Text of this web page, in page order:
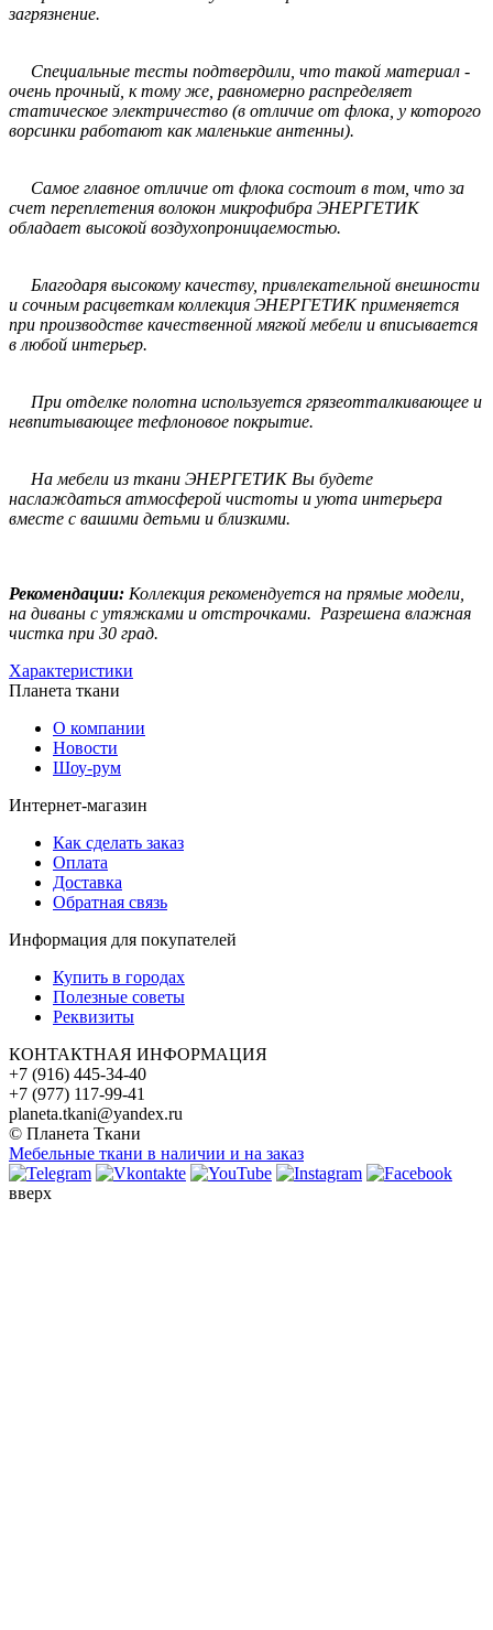
загрязнение.
Специальные тесты подтвердили, что такой материал -
очень прочный, к тому же, равномерно распределяет
статическое электричество (в отличие от флока, у которого
ворсинки работают как маленькие антенны).
Самое главное отличие от флока состоит в том, что за
счет переплетения волокон микрофибра ЭНЕРГЕТИК
обладает высокой воздухопроницаемостью.
Благодаря высокому качеству, привлекательной внешности
и сочным расцветкам коллекция ЭНЕРГЕТИК применяется
при производстве качественной мягкой мебели и вписывается
в любой интерьер.
При отделке полотна используется грязеотталкивающее и
невпитывающее тефлоновое покрытие.
На мебели из ткани ЭНЕРГЕТИК Вы будете
наслаждаться атмосферой чистоты и уюта интерьера
вместе с вашими детьми и близкими.
Рекомендации: Коллекция рекомендуется на прямые модели,
на диваны с утяжками и отстрочками. Разрешена влажная
чистка при 30 град.
Характеристики
Планета ткани
О компании
Новости
Шоу-рум
Интернет-магазин
Как сделать заказ
Оплата
Доставка
Обратная связь
Информация для покупателей
Купить в городах
Полезные советы
Реквизиты
КОНТАКТНАЯ ИНФОРМАЦИЯ
+7 (916) 445-34-40
+7 (977) 117-99-41
planeta.tkani@yandex.ru
© Планета Ткани
Мебельные ткани в наличии и на заказ
вверх